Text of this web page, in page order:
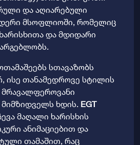
და აღიარებული
მსოფლიოში, რომელიც
და მდიდარი
სთავაზობს
ისე თანამედროვე სტილის
ხდის. EGT
მაღალი ხარისხის
ანიმაციებით და
თამაშით, რაც